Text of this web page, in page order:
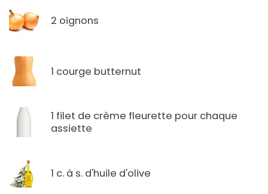
2 oignons
1 courge butternut
1 filet de crème fleurette pour chaque
assiette
1 c. à s. d'huile d'olive